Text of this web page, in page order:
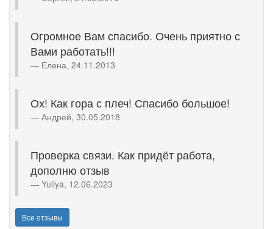
Огромное Вам спасибо. Очень приятно с
Вами работать!!!
Елена, 24.11.2013
Ох! Как гора с плеч! Спасибо большое!
Андрей, 30.05.2018
Проверка связи. Как придёт работа,
дополню отзыв
Yuliya, 12.06.2023
Все отзывы